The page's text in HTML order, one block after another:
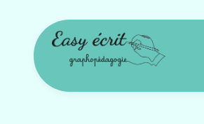
contenu